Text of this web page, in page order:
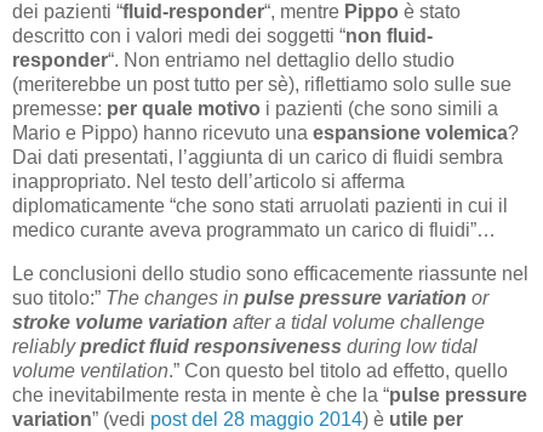
dei pazienti “fluid-responder“, mentre Pippo è stato
descritto con i valori medi dei soggetti “non fluid-
responder“. Non entriamo nel dettaglio dello studio
(meriterebbe un post tutto per sè), riflettiamo solo sulle sue
premesse: per quale motivo i pazienti (che sono simili a
Mario e Pippo) hanno ricevuto una espansione volemica?
Dai dati presentati, l’aggiunta di un carico di fluidi sembra
inappropriato. Nel testo dell’articolo si afferma
diplomaticamente “che sono stati arruolati pazienti in cui il
medico curante aveva programmato un carico di fluidi”…
Le conclusioni dello studio sono efficacemente riassunte nel
suo titolo:” The changes in pulse pressure variation or
stroke volume variation after a tidal volume challenge
reliablypredict fluid responsiveness during low tidal
volume ventilation.” Con questo bel titolo ad effetto, quello
che inevitabilmente resta in mente è che la “pulse pressure
variation” (vedi post del 28 maggio 2014) è utile per